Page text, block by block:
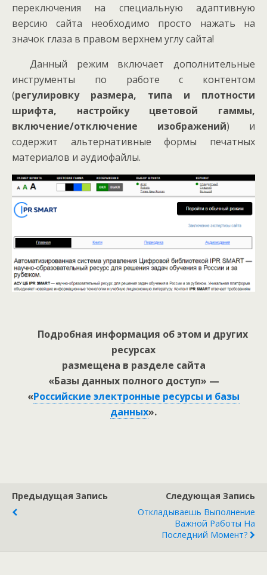
переключения на специальную адаптивную
версию сайта необходимо просто нажать на
значок глаза в правом верхнем углу сайта!
Данный режим включает дополнительные
инструменты по работе с контентом
(регулировку размера, типа и плотности
шрифта, настройку цветовой гаммы,
включение/отключение изображений) и
содержит альтернативные формы печатных
материалов и аудиофайлы.
Подробная информация об этом и других
ресурсах
размещена в разделе сайта
«Базы данных полного доступ» —
«Российские электронные ресурсы и базы
данных».
Предыдущая Запись
Следующая Запись
Откладываешь Выполнение
Важной Работы На
Последний Момент?